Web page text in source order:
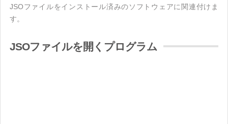
JSOファイルをインストール済みのソフトウェアに関連付けま
す。
JSOファイルを開くプログラム